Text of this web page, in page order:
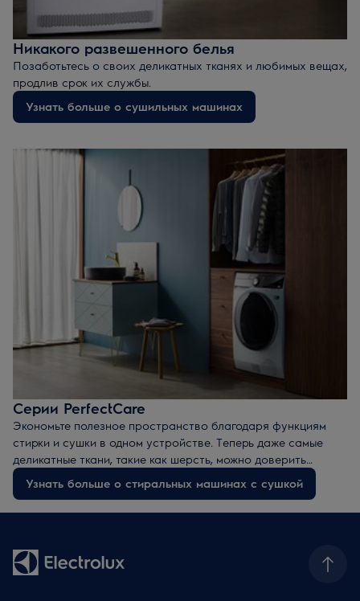
Никакого развешенного белья
Позаботьтесь о своих деликатных тканях и любимых вещах,
продлив срок их службы.
Узнать больше о сушильных машинах
Серии PerfectCare
Экономьте полезное пространство благодаря функциям
стирки и сушки в одном устройстве. Теперь даже самые
деликатные ткани, такие как шерсть, можно доверить
стирально-сушильной машине Electrolux Perfect Care.
Узнать больше о стиральных машинах с сушкой